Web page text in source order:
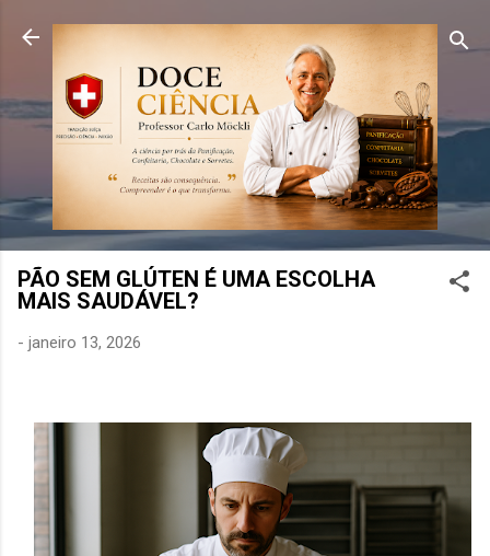
Pular para o conteúdo principal
PÃO SEM GLÚTEN É UMA ESCOLHA
MAIS SAUDÁVEL?
- janeiro 13, 2026